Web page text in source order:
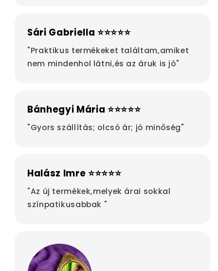
Sári Gabriella ⭐⭐⭐⭐⭐
"Praktikus termékeket találtam,amiket
nem mindenhol látni,és az áruk is jó"
Bánhegyi Mária ⭐⭐⭐⭐⭐
"Gyors szállítás; olcsó ár; jó minőség"
Halász Imre ⭐⭐⭐⭐⭐
"Az új termékek,melyek árai sokkal
színpatikusabbak "